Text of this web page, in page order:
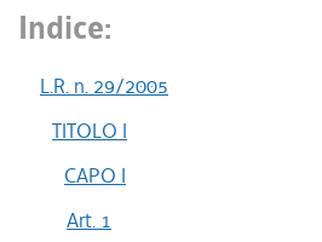
Indice:
L.R. n. 29/2005
TITOLO I
CAPO I
Art. 1